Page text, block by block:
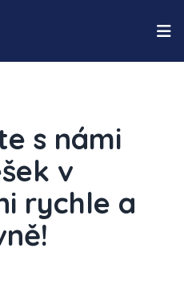
s námi
v
rychle a